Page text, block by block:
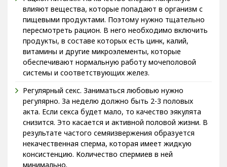
Рацион питания. На качество спермы напрямую
влияют вещества, которые попадают в организм с
пищевыми продуктами. Поэтому нужно тщательно
пересмотреть рацион. В него необходимо включить
продукты, в составе которых есть цинк, калий,
витамины и другие микроэлементы, которые
обеспечивают нормальную работу мочеполовой
системы и соответствующих желез.
Регулярный секс. Заниматься любовью нужно
регулярно. За неделю должно быть 2-3 половых
акта. Если секса будет мало, то качество эякулята
снизится. Это касается и активной половой жизни. В
результате частого семяизвержения образуется
некачественная сперма, которая имеет жидкую
консистенцию. Количество спермиев в ней